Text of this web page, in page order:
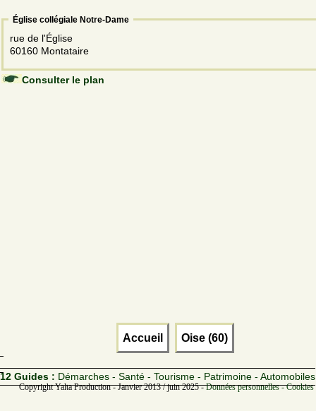
Église collégiale Notre-Dame
rue de l'Église
60160 Montataire
Consulter le plan
Accueil Oise (60)
12 Guides : Démarches - Santé - Tourisme - Patrimoine - Automobiles
Copyright Yalta Production - Janvier 2013 / juin 2025 -Données personnelles -